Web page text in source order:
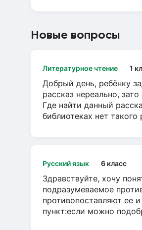
Новые вопросы
Литературное чтение 1
Добрый день, ребёнку
рассказ нереально,
Где найти данный
библиотеках нет такого
Русский язык 6 класс
Здравствуйте, хочу
подразумеваемое
противопоставляют ее
пункт:если можно